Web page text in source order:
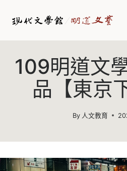
109明道文
品【東京
By 人文教育